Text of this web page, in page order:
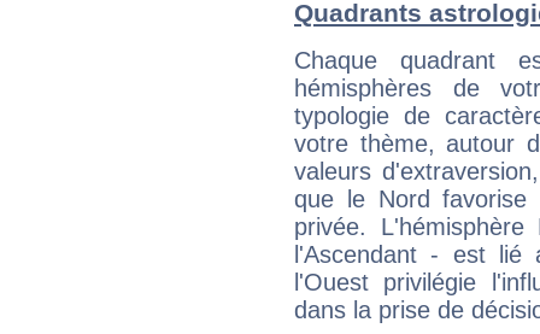
Quadrants
Chaque quadrant
hémisphères de
typologie de
votre thème, autour
valeurs
que le Nord favorise
privée.
l'Ascendant - est
l'Ouest privilégie
dans la prise de